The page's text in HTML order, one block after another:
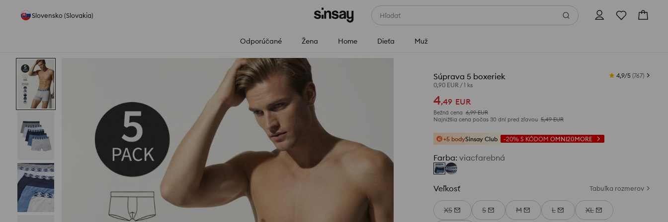
Slovensko (Slovakia) Hľadať
Odporúčané Žena Home Dieťa Muž
Súprava 5 boxeriek
0,90 EUR /1 ks
4,9/5 (767)
4,49 EUR
Bežná cena 6,99 EUR
Najnižšia cena počas 30 dní pred zľavou 5,49 EUR
+5 bodySinsay Club -20% S KÓDOM OMNI20MORE
Farba: viacfarebná
Veľkosť Tabuľka rozmerov
XS S M L XL